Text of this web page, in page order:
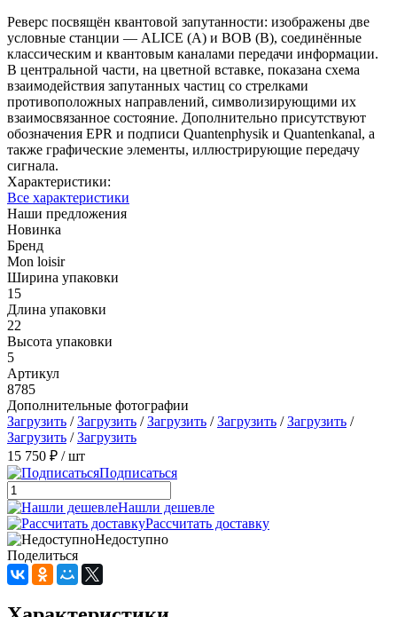
Реверс посвящён квантовой запутанности: изображены две
условные станции — ALICE (A) и BOB (B), соединённые
классическим и квантовым каналами передачи информации.
В центральной части, на цветной вставке, показана схема
взаимодействия запутанных частиц со стрелками
противоположных направлений, символизирующими их
взаимосвязанное состояние. Дополнительно присутствуют
обозначения EPR и подписи Quantenphysik и Quantenkanal, а
также графические элементы, иллюстрирующие передачу
сигнала.
Характеристики:
Все характеристики
Наши предложения
Новинка
Бренд
Mon loisir
Ширина упаковки
15
Длина упаковки
22
Высота упаковки
5
Артикул
8785
Дополнительные фотографии
Загрузить /Загрузить /Загрузить /Загрузить /Загрузить /
Загрузить /Загрузить
15 750 ₽ / шт
Подписаться
Нашли дешевле
Рассчитать доставку
Недоступно
Поделиться